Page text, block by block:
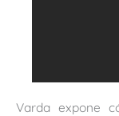
Varda expone